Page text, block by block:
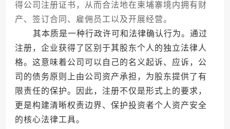
得公司注册证书，从而合法地在柬埔寨境内拥有财
产、签订合同、雇佣员工以及开展经营。
其本质是一种行政许可和法律确认行为。通过
注册，企业获得了区别于其股东个人的独立法律人
格。这意味着公司可以自己的名义起诉、应诉，公
司的债务原则上由公司资产承担，为股东提供了有
限责任的保护。因此，注册不仅是形式上的要求，
更是构建清晰权责边界、保护投资者个人资产安全
的核心法律工具。